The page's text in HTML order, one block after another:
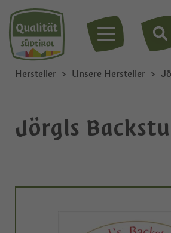
MENÜ
Hersteller Unsere Hersteller
Jörgls